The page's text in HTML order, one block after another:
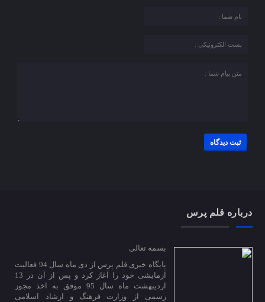
درباره قلم پرس
بسمه تعالی
پایگاه خبری قلم پرس از دی ماه سال 94 فعالیت
آزمایشی خود را آغاز کرد و پس از آن در 13
اردیبهشت ماه سال 95 موفق به اخذ مجوز
رسمی از وزارت فرهنگ و ارشاد اسلامی